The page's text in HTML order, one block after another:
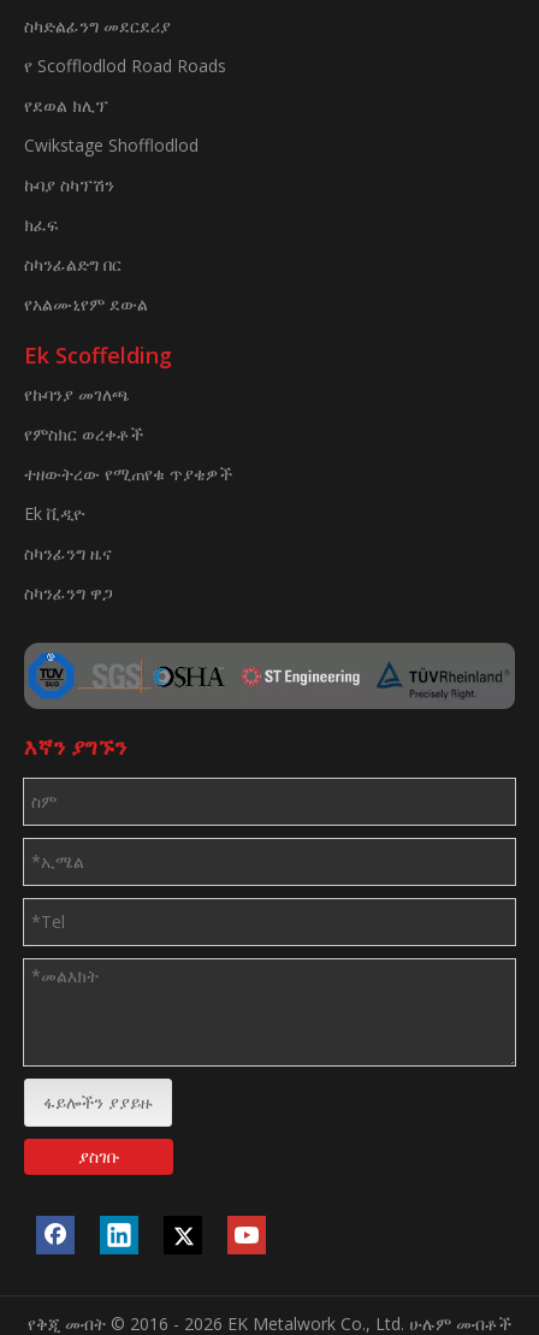
ስካድልፊንግ መደርደሪያ
የ Scofflodlod Road Roads
የደወል ክሊፕ
Cwikstage Shofflodlod
ኩባያ ስካፕሽን
ክፈፍ
ስካንፊልድግ በር
የአልሙኒየም ደውል
Ek Scoffelding
የኩባንያ መገለጫ
የምስክር ወረቀቶች
ተዘውትረው የሚጠየቁ ጥያቄዎች
Ek ቪዲዮ
ስካንፊንግ ዜና
ስካንፊንግ ዋጋ
እኛን ያግኙን
ፋይሎችን ያያይዙ
ያስገቡ
የቅጂ መብት © 2016 - 2026 EK Metalwork Co., Ltd. ሁሉም መብቶች